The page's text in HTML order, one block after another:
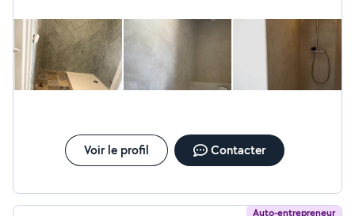
Voir le profil Contacter
Auto-entrepreneur